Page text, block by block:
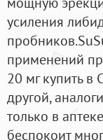
усиления
применений
20 мг купить
другой,
только в
беспокоит